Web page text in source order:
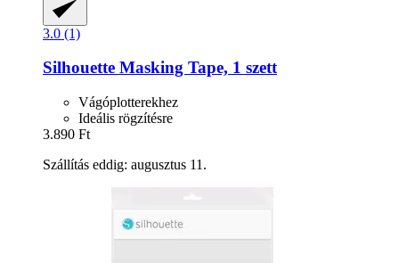
3.0 (1)
Silhouette Masking Tape, 1 szett
Vágóplotterekhez
Ideális rögzítésre
3.890 Ft
Szállítás eddig: augusztus 11.